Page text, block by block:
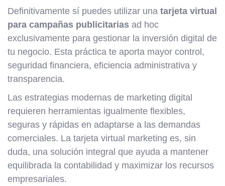
Definitivamente sí puedes utilizar una tarjeta virtual
para campañas publicitarias ad hoc
exclusivamente para gestionar la inversión digital de
tu negocio. Esta práctica te aporta mayor control,
seguridad financiera, eficiencia administrativa y
transparencia.
Las estrategias modernas de marketing digital
requieren herramientas igualmente flexibles,
seguras y rápidas en adaptarse a las demandas
comerciales. La tarjeta virtual marketing es, sin
duda, una solución integral que ayuda a mantener
equilibrada la contabilidad y maximizar los recursos
empresariales.